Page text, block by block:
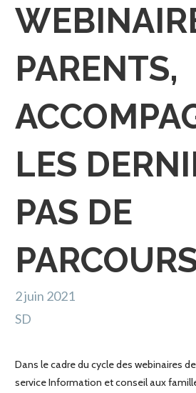
PARENTS,
LES
PAS DE
2 juin 2021
SD
Dans le cadre du cycle des webinaires
service Information et conseil aux